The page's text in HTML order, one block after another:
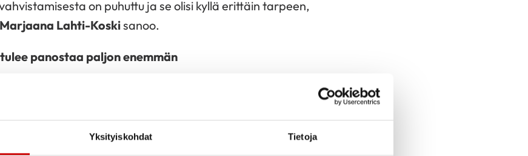
Yksityiskohdat Tietoja
on puhuttu ja se olisi kyllä erittäin tarpeen,
Marjaana Lahti-Koskisanoo.
panostaa paljon enemmän
ja alkoholiveron ja makeisten verotukseen liittyvät korotukset ovat
mutta laaja-alaisempia ja vaikuttavampia toimia muun muassa